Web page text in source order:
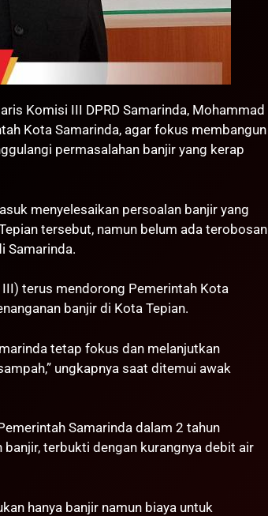
Komisi III DPRD Samarinda, Mohammad
Kota Samarinda, agar fokus membangun
permasalahan banjir yang kerap
menyelesaikan persoalan banjir yang
tersebut, namun belum ada terobosan
Samarinda.
terus mendorong Pemerintah Kota
banjir di Kota Tepian.
tetap fokus dan melanjutkan
ungkapnya saat ditemui awak
Samarinda dalam 2 tahun
terbukti dengan kurangnya debit air
hanya banjir namun biaya untuk